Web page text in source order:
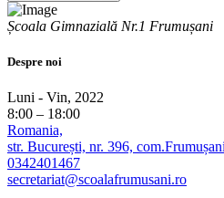
Școala Gimnazială Nr.1 Frumușani
Despre noi
Luni - Vin, 2022
8:00 – 18:00
Romania,
str. București, nr. 396, com.Frumușani
0342401467
secretariat@scoalafrumusani.ro